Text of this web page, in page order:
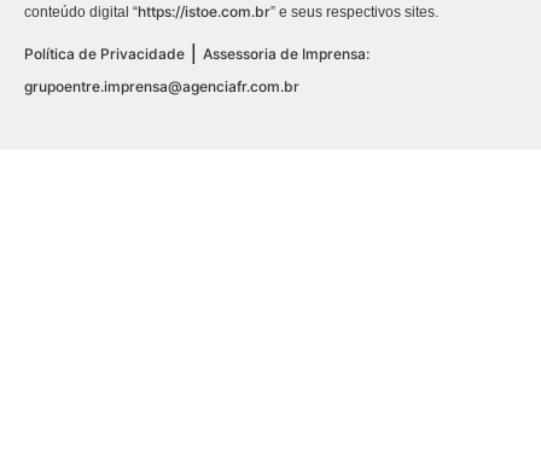
conteúdo digital “https://istoe.com.br” e seus respectivos sites.
Política de Privacidade
Assessoria de Imprensa:
grupoentre.imprensa@agenciafr.com.br